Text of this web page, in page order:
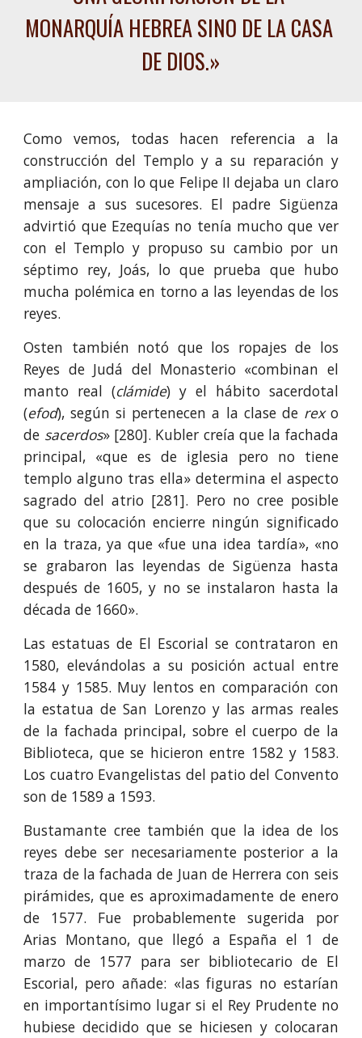
MONARQUÍA HEBREA SINO DE LA CASA
DE DIOS.»
Como vemos, todas hacen referencia a la
construcción del Templo y a su reparación y
ampliación, con lo que Felipe II dejaba un claro
mensaje a sus sucesores. El padre Sigüenza
advirtió que Ezequías no tenía mucho que ver
con el Templo y propuso su cambio por un
séptimo rey, Joás, lo que prueba que hubo
mucha polémica en torno a las leyendas de los
reyes.
Osten también notó que los ropajes de los
Reyes de Judá del Monasterio «combinan el
manto real (clámide) y el hábito sacerdotal
(efod), según si pertenecen a la clase de rexo
de sacerdos» [280]. Kubler creía que la fachada
principal, «que es de iglesia pero no tiene
templo alguno tras ella» determina el aspecto
sagrado del atrio [281]. Pero no cree posible
que su colocación encierre ningún significado
en la traza, ya que «fue una idea tar­día», «no
se grabaron las leyendas de Sigüenza hasta
después de 1605, y no se instalaron hasta la
década de 1660».
Las estatuas de El Escorial se contrataron en
1580, elevándolas a su posición actual entre
1584 y 1585. Muy lentos en comparación con
la estatua de San Lorenzo y las armas reales
de la fachada principal, sobre el cuerpo de la
Biblioteca, que se hicieron entre 1582 y 1583.
Los cuatro Evangelistas del patio del Convento
son de 1589 a 1593.
Bustamante cree también que la idea de los
reyes debe ser necesariamente posterior a la
traza de la fachada de Juan de Herrera con seis
pirámides, que es aproximadamente de enero
de 1577. Fue probablemente sugerida por
Arias Montano, que llegó a España el 1 de
marzo de 1577 para ser bibliotecario de El
Escorial, pero añade: «las figuras no estarían
en importantísimo lugar si el Rey Prudente no
hubiese decidido que se hiciesen y colocaran